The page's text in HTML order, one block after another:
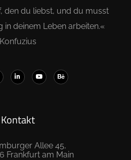
den du liebst, und du musst
in deinem Leben arbeiten.«
Konfuzius
Kontakt
Allee 45,
Frankfurt am Main